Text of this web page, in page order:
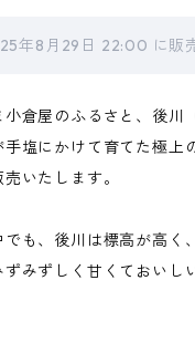
年8月29日 22:00 に販
倉屋のふるさと、後川
塩にかけて育てた極上
いたします。
も、後川は標高が高く
みずしく甘くておいし